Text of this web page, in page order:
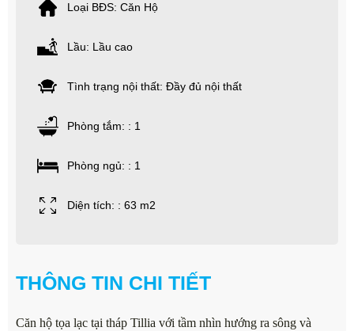
Loại BĐS: Căn Hộ
Lầu: Lầu cao
Tình trạng nội thất: Đầy đủ nội thất
Phòng tắm: : 1
Phòng ngủ: : 1
Diện tích: : 63 m2
THÔNG TIN CHI TIẾT
Căn hộ tọa lạc tại tháp Tillia với tầm nhìn hướng ra sông và